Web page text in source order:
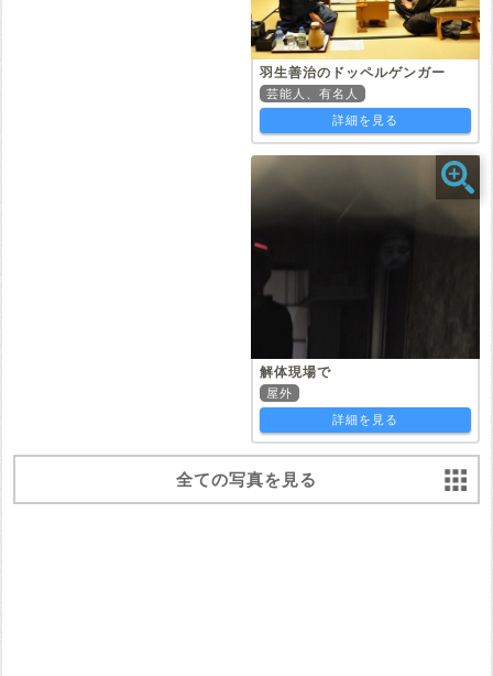
羽生善治のドッペルゲンガー
芸能人、有名人
詳細を見る
解体現場で
屋外
詳細を見る
全ての写真を見る